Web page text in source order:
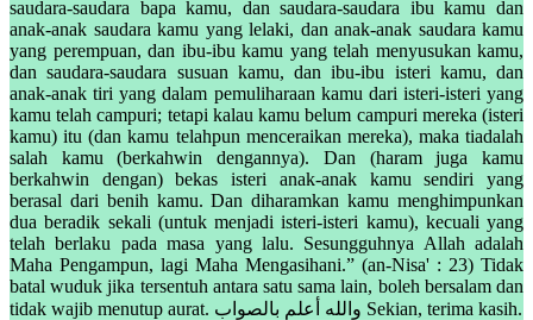
saudara-saudara bapa kamu, dan saudara-saudara ibu kamu dan
anak-anak saudara kamu yang lelaki, dan anak-anak saudara kamu
yang perempuan, dan ibu-ibu kamu yang telah menyusukan kamu,
dan saudara-saudara susuan kamu, dan ibu-ibu isteri kamu, dan
anak-anak tiri yang dalam pemuliharaan kamu dari isteri-isteri yang
kamu telah campuri; tetapi kalau kamu belum campuri mereka (isteri
kamu) itu (dan kamu telahpun menceraikan mereka), maka tiadalah
salah kamu (berkahwin dengannya). Dan (haram juga kamu
berkahwin dengan) bekas isteri anak-anak kamu sendiri yang
berasal dari benih kamu. Dan diharamkan kamu menghimpunkan
dua beradik sekali (untuk menjadi isteri-isteri kamu), kecuali yang
telah berlaku pada masa yang lalu. Sesungguhnya Allah adalah
Maha Pengampun, lagi Maha Mengasihani.” (an-Nisa' : 23) Tidak
batal wuduk jika tersentuh antara satu sama lain, boleh bersalam dan
tidak wajib menutup aurat. والله أعلم بالصواب Sekian, terima kasih.